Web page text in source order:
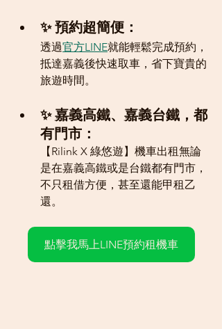
✨ 預約超簡便：
透過官方LINE就能輕鬆完成預約，
抵達嘉義後快速取車，省下寶貴的
旅遊時間。
✨ 嘉義高鐵、嘉義台鐵，都
有門市：
【Rilink X 綠悠遊】機車出租無論
是在嘉義高鐵或是台鐵都有門市，
不只租借方便，甚至還能甲租乙
還。
點擊我馬上LINE預約租機車